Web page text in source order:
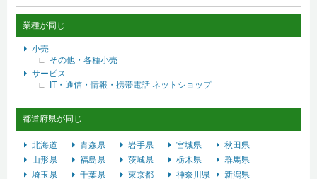
業種が同じ
小売
その他・各種小売
サービス
IT・通信・情報・携帯電話 ネットショップ
都道府県が同じ
北海道 青森県 岩手県 宮城県
秋田県
山形県
福島県 茨城県 栃木県
群馬県
埼玉県
千葉県 東京都 神奈川県
新潟県